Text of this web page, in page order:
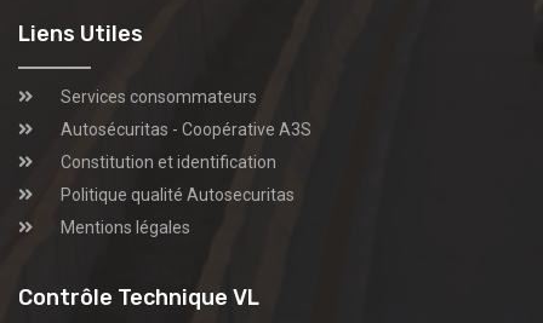
Liens Utiles
Services consommateurs
Autosécuritas - Coopérative A3S
Constitution et identification
Politique qualité Autosecuritas
Mentions légales
Contrôle Technique VL